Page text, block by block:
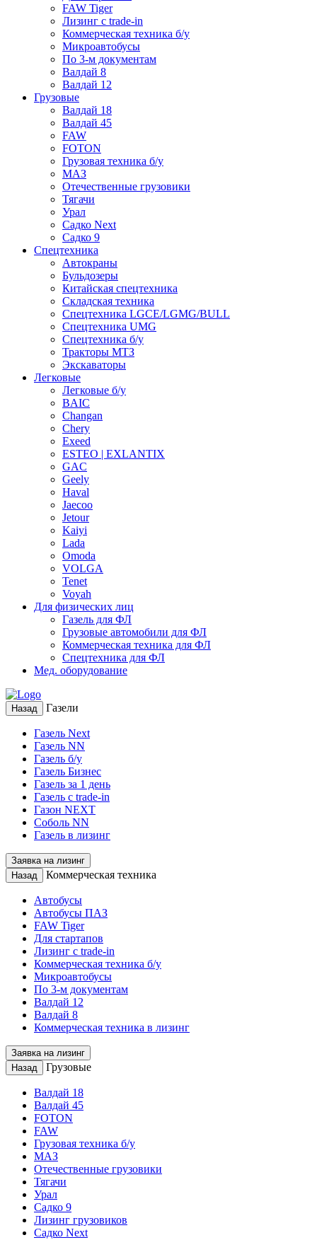
FAW Tiger
Лизинг с trade-in
Коммерческая техника б/у
Микроавтобусы
По 3-м документам
Валдай 8
Валдай 12
Грузовые
Валдай 18
Валдай 45
FAW
FOTON
Грузовая техника б/у
МАЗ
Отечественные грузовики
Тягачи
Урал
Садко Next
Садко 9
Спецтехника
Автокраны
Бульдозеры
Китайская спецтехника
Складская техника
Спецтехника LGCE/LGMG/BULL
Спецтехника UMG
Спецтехника б/у
Тракторы МТЗ
Экскаваторы
Легковые
Легковые б/у
BAIC
Changan
Chery
Exeed
ESTEO | EXLANTIX
GAC
Geely
Haval
Jaecoo
Jetour
Kaiyi
Lada
Omoda
VOLGA
Tenet
Voyah
Для физических лиц
Газель для ФЛ
Грузовые автомобили для ФЛ
Коммерческая техника для ФЛ
Спецтехника для ФЛ
Мед. оборудование
Назад Газели
Газель Next
Газель NN
Газель б/у
Газель Бизнес
Газель за 1 день
Газель с trade-in
Газон NEXT
Соболь NN
Газель в лизинг
Заявка на лизинг
Назад
Коммерческая техника
Автобусы
Автобусы ПАЗ
FAW Tiger
Для стартапов
Лизинг с trade-in
Коммерческая техника б/у
Микроавтобусы
По 3-м документам
Валдай 12
Валдай 8
Коммерческая техника в лизинг
Заявка на лизинг
Назад
Грузовые
Валдай 18
Валдай 45
FOTON
FAW
Грузовая техника б/у
МАЗ
Отечественные грузовики
Тягачи
Урал
Садко 9
Лизинг грузовиков
Садко Next